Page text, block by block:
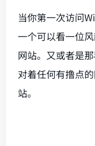
当你第一次访问
一个可以看一位
网站。又或者是
对着任何有撸点
站。